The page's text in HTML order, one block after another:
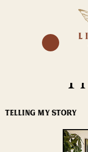
TELLING MY STORY